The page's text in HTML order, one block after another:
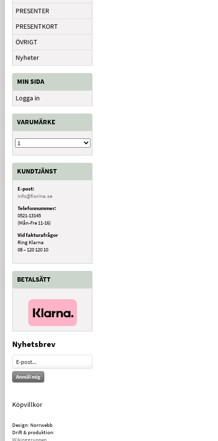
PRESENTER
PRESENTKORT
ÖVRIGT
Nyheter
MIN SIDA
Logga in
VARUMÄRKE
KUNDTJÄNST
E-post:
info@fiorina.se
Telefonnummer:
0521-13145
(Mån-Fre 11-16)
Vid fakturafrågor
Ring Klarna
08 – 120 120 10
BETALSÄTT
Nyhetsbrev
Anmäl mig
Köpvillkor
Design: Norrwebb
Drift & produktion:
Wikinggruppen